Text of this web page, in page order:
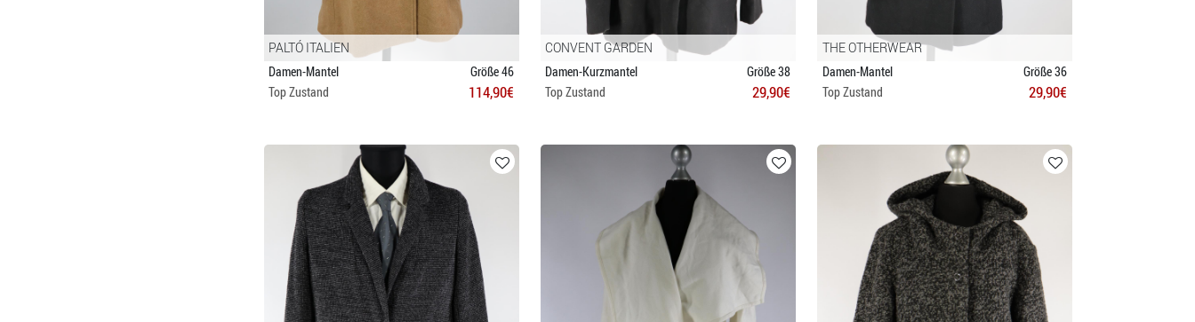
PALTÓ ITALIEN
Damen-Mantel
Größe 46
Top Zustand
114,90€
CONVENT GARDEN
Damen-Kurzmantel
Größe 38
Top Zustand
29,90€
THE OTHERWEAR
Damen-Mantel
Größe 36
Top Zustand
29,90€